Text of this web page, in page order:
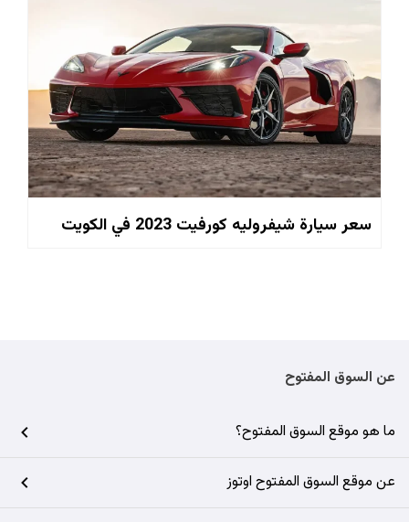
سعر سيارة شيفروليه كورفيت 2023 في الكويت
عن السوق المفتوح
ما هو موقع السوق المفتوح؟
عن موقع السوق المفتوح اوتوز